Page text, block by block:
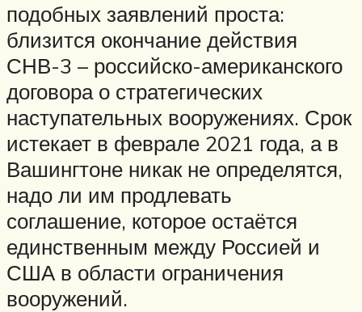
подобных заявлений проста:
близится окончание действия
СНВ-3 – российско-американского
договора о стратегических
наступательных вооружениях. Срок
истекает в феврале 2021 года, а в
Вашингтоне никак не определятся,
надо ли им продлевать
соглашение, которое остаётся
единственным между Россией и
США в области ограничения
вооружений.